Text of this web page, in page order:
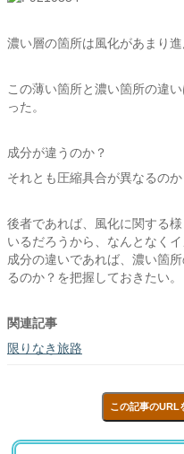
濃い層の箇所は風化があまり進
この薄い箇所と濃い箇所の違
った。
成分が違うのか？
それとも圧縮具合が異なるのか
後者であれば、風化に関する
いるだろうから、なんとなく
成分の違いであれば、濃い箇
るのか？を把握しておきたい。
関連記事
限りなき旅路
この記事のURL